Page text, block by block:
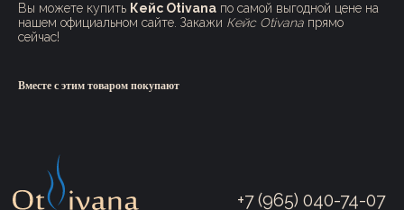
Вы можете купить Кейс Otivana по самой выгодной цене на
нашем официальном сайте. Закажи Кейс Otivana прямо
сейчас!
Вместе с этим товаром покупают
Кальяны Otivana.
Санкт-Петербург
Наши заведения
Каталог
Доставка и оплата